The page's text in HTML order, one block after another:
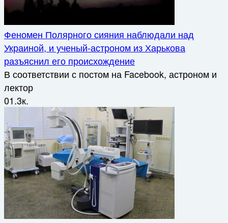
Феномен Полярного сияния наблюдали над
Украиной, и ученый-астроном из Харькова
разъяснил его происхождение
В соответствии с постом на Facebook, астроном и
лектор
01.3к.